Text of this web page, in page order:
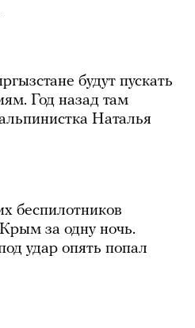
будут пускать
Год назад там
Наталья
беспилотников
за одну ночь.
удар опять попал